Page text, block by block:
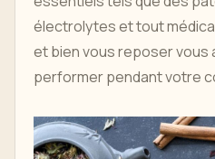
électrolytes et tout
et bien vous reposer vous
performer pendant votre